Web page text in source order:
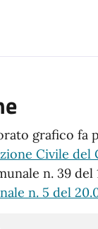
grafico fa
Civile del
n. 39 del
n. 5 del